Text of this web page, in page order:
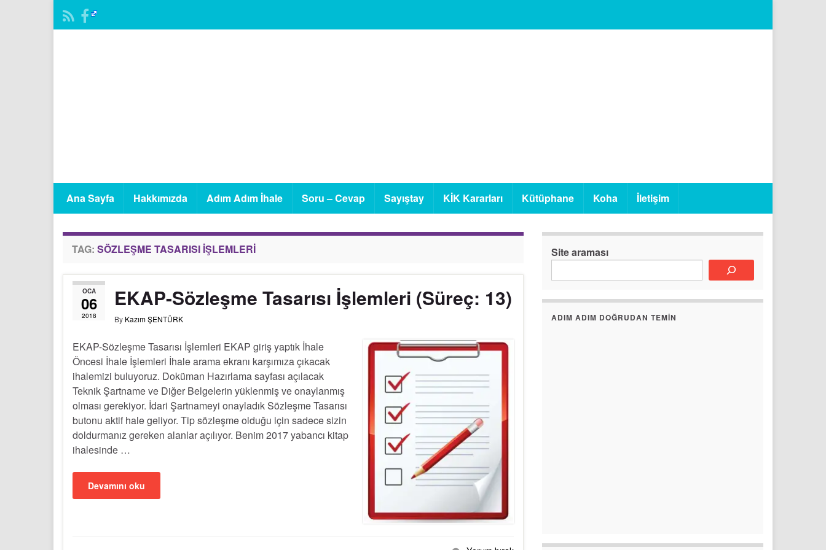
Ana Sayfa Hakkımızda Adım Adım İhale Soru – Cevap Sayıştay KİK Kararları Kütüphane Koha İletişim
TAG: SÖZLEŞME TASARISI İŞLEMLERI
OCA
06
2018
EKAP-Sözleşme Tasarısı İşlemleri (Süreç: 13)
By Kazım ŞENTÜRK
EKAP-Sözleşme Tasarısı İşlemleri EKAP giriş yaptık İhale
Öncesi İhale İşlemleri İhale arama ekranı karşımıza çıkacak
ihalemizi buluyoruz. Doküman Hazırlama sayfası açılacak
Teknik Şartname ve Diğer Belgelerin yüklenmiş ve onaylanmış
olması gerekiyor. İdari Şartnameyi onayladık Sözleşme Tasarısı
butonu aktif hale geliyor. Tip sözleşme olduğu için sadece sizin
doldurmanız gereken alanlar açılıyor. Benim 2017 yabancı kitap
ihalesinde …
Devamını oku
Site araması
ADIM ADIM DOĞRUDAN TEMIN